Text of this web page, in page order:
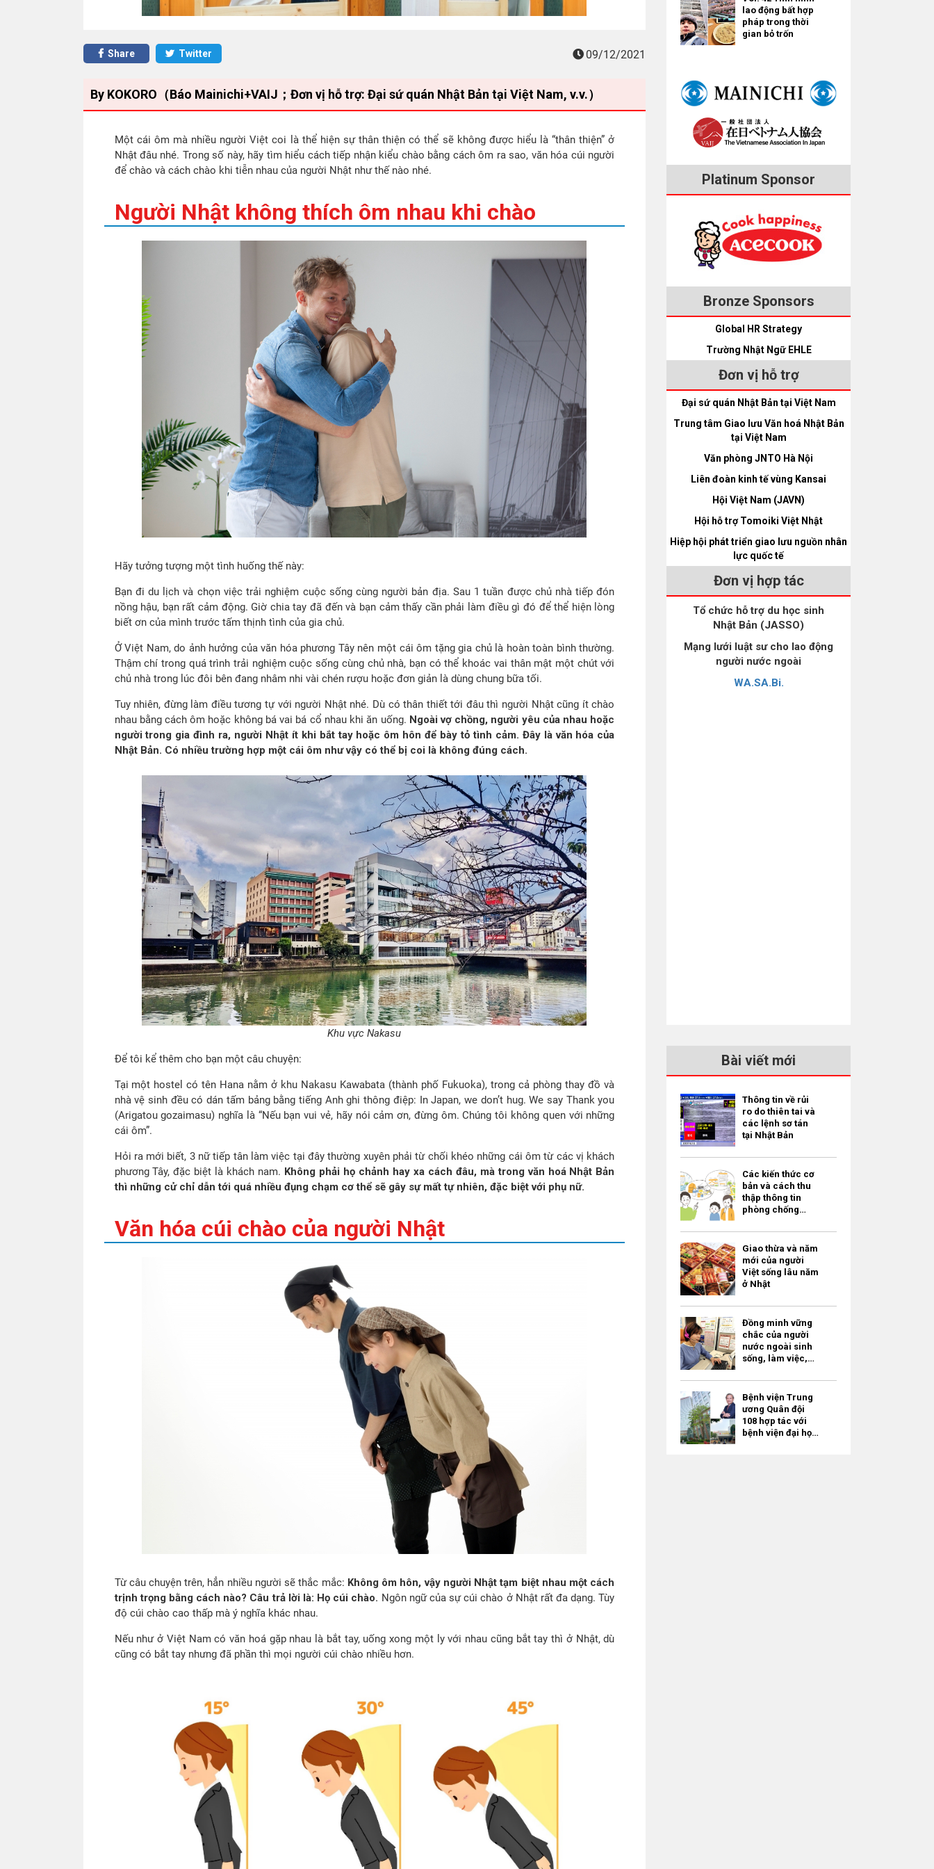
Share Twitter 09/12/2021
By KOKORO（Báo Mainichi+VAIJ；Đơn vị hỗ trợ: Đại sứ quán Nhật Bản tại Việt Nam, v.v.）
Một cái ôm mà nhiều người Việt coi là thể hiện sự thân thiện có thể sẽ không được hiểu là “thân thiện” ở
Nhật đâu nhé. Trong số này, hãy tìm hiểu cách tiếp nhận kiểu chào bằng cách ôm ra sao, văn hóa cúi người
để chào và cách chào khi tiễn nhau của người Nhật như thế nào nhé.
Người Nhật không thích ôm nhau khi chào
Hãy tưởng tượng một tình huống thế này:
Bạn đi du lịch và chọn việc trải nghiệm cuộc sống cùng người bản địa. Sau 1 tuần được chủ nhà tiếp đón
nồng hậu, bạn rất cảm động. Giờ chia tay đã đến và bạn cảm thấy cần phải làm điều gì đó để thể hiện lòng
biết ơn của mình trước tấm thịnh tình của gia chủ.
Ở Việt Nam, do ảnh hưởng của văn hóa phương Tây nên một cái ôm tặng gia chủ là hoàn toàn bình thường.
Thậm chí trong quá trình trải nghiệm cuộc sống cùng chủ nhà, bạn có thể khoác vai thân mật một chút với
chủ nhà trong lúc đôi bên đang nhâm nhi vài chén rượu hoặc đơn giản là dùng chung bữa tối.
Tuy nhiên, đừng làm điều tương tự với người Nhật nhé. Dù có thân thiết tới đâu thì người Nhật cũng ít chào
nhau bằng cách ôm hoặc không bá vai bá cổ nhau khi ăn uống. Ngoài vợ chồng, người yêu của nhau hoặc
người trong gia đình ra, người Nhật ít khi bắt tay hoặc ôm hôn để bày tỏ tình cảm. Đây là văn hóa của
Nhật Bản. Có nhiều trường hợp một cái ôm như vậy có thể bị coi là không đúng cách.
Khu vực Nakasu
Để tôi kể thêm cho bạn một câu chuyện:
Tại một hostel có tên Hana nằm ở khu Nakasu Kawabata (thành phố Fukuoka), trong cả phòng thay đồ và
nhà vệ sinh đều có dán tấm bảng bằng tiếng Anh ghi thông điệp: In Japan, we don’t hug. We say Thank you
(Arigatou gozaimasu) nghĩa là “Nếu bạn vui vẻ, hãy nói cảm ơn, đừng ôm. Chúng tôi không quen với những
cái ôm”.
Hỏi ra mới biết, 3 nữ tiếp tân làm việc tại đây thường xuyên phải từ chối khéo những cái ôm từ các vị khách
phương Tây, đặc biệt là khách nam. Không phải họ chảnh hay xa cách đâu, mà trong văn hoá Nhật Bản
thì những cử chỉ dẫn tới quá nhiều đụng chạm cơ thể sẽ gây sự mất tự nhiên, đặc biệt với phụ nữ.
Văn hóa cúi chào của người Nhật
Từ câu chuyện trên, hẳn nhiều người sẽ thắc mắc: Không ôm hôn, vậy người Nhật tạm biệt nhau một cách
trịnh trọng bằng cách nào? Câu trả lời là: Họ cúi chào. Ngôn ngữ của sự cúi chào ở Nhật rất đa dạng. Tùy
độ cúi chào cao thấp mà ý nghĩa khác nhau.
Nếu như ở Việt Nam có văn hoá gặp nhau là bắt tay, uống xong một ly với nhau cũng bắt tay thì ở Nhật, dù
cũng có bắt tay nhưng đã phần thì mọi người cúi chào nhiều hơn.
lao động bất hợp
pháp trong thời
gian bỏ trốn
Platinum Sponsor
Bronze Sponsors
Global HR Strategy
Trường Nhật Ngữ EHLE
Đơn vị hỗ trợ
Đại sứ quán Nhật Bản tại Việt Nam
Trung tâm Giao lưu Văn hoá Nhật Bản
tại Việt Nam
Văn phòng JNTO Hà Nội
Liên đoàn kinh tế vùng Kansai
Hội Việt Nam (JAVN)
Hội hỗ trợ Tomoiki Việt Nhật
Hiệp hội phát triển giao lưu nguồn nhân
lực quốc tế
Đơn vị hợp tác
Tổ chức hỗ trợ du học sinh
Nhật Bản (JASSO)
Mạng lưới luật sư cho lao động
người nước ngoài
WA.SA.Bi.
Bài viết mới
Thông tin về rủi
ro do thiên tai và
các lệnh sơ tán
tại Nhật Bản
Các kiến thức cơ
bản và cách thu
thập thông tin
phòng chống
cho người nước
ngoài
Giao thừa và năm
mới của người
Việt sống lâu năm
ở Nhật
Đồng minh vững
chắc của người
nước ngoài sinh
sống, làm việc,
“Tokyo
Multilingual
Consultation
Navi” / miễn phí
Bệnh viện Trung
ương Quân đội
108 hợp tác với
bệnh viện đại học